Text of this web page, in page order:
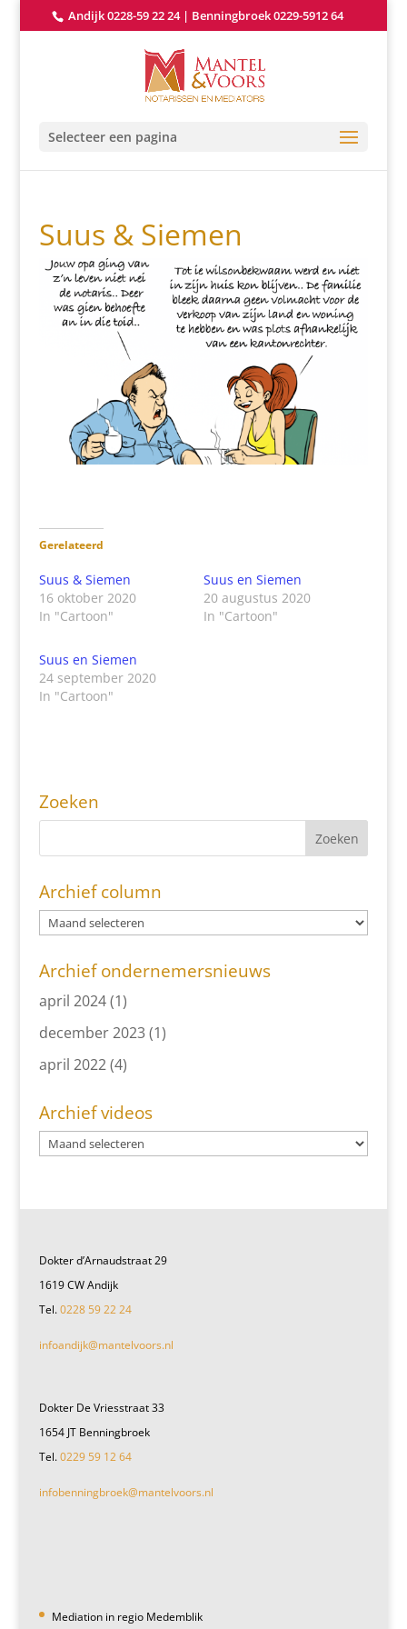
Andijk 0228-59 22 24| Benningbroek 0229-5912 64
Selecteer een pagina
Suus & Siemen
Gerelateerd
Suus & Siemen
16 oktober 2020
In "Cartoon"
Suus en Siemen
20 augustus 2020
In "Cartoon"
Suus en Siemen
24 september 2020
In "Cartoon"
Zoeken
Archief column
Archief ondernemersnieuws
april 2024(1)
december 2023(1)
april 2022(4)
Archief videos
Dokter d’Arnaudstraat 29
1619 CW Andijk
Tel.0228 59 22 24
infoandijk@mantelvoors.nl
Dokter De Vriesstraat 33
1654 JT Benningbroek
Tel.0229 59 12 64
infobenningbroek@mantelvoors.nl
Mediation in regio Medemblik